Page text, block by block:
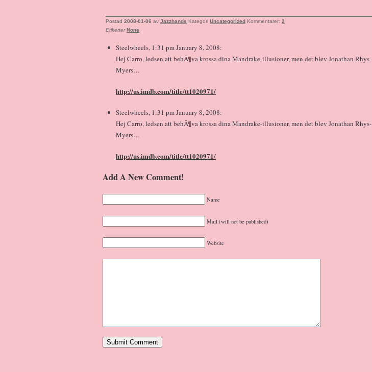
Postad 2008-01-06 av Jazzhands Kategori Uncategorized Kommentarer: 2
Etiketter None
Steelwheels, 1:31 pm January 8, 2008:
Hej Carro, ledsen att behÃ¶va krossa dina Mandrake-illusioner, men det blev Jonathan Rhys-
Myers…
http://us.imdb.com/title/tt1020971/
Steelwheels, 1:31 pm January 8, 2008:
Hej Carro, ledsen att behÃ¶va krossa dina Mandrake-illusioner, men det blev Jonathan Rhys-
Myers…
http://us.imdb.com/title/tt1020971/
Add A New Comment!
Name
Mail (will not be published)
Website